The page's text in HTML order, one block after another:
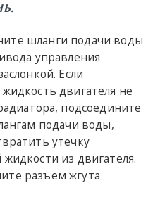
шланги подачи воды
управления
Если
двигателя не
подсоедините
подачи воды,
утечку
из двигателя.
разъем жгута